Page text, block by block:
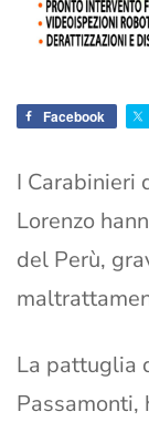
Facebook
I Carabinieri
Lorenzo
del Perù,
La pattuglia
Passamonti,